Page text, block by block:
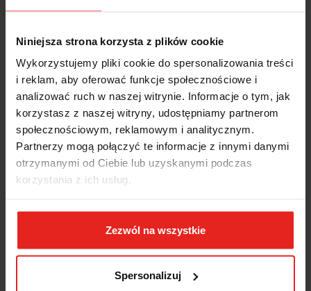
Niniejsza strona korzysta z plików cookie
Wykorzystujemy pliki cookie do spersonalizowania treści
i reklam, aby oferować funkcje społecznościowe i
analizować ruch w naszej witrynie. Informacje o tym, jak
korzystasz z naszej witryny, udostępniamy partnerom
społecznościowym, reklamowym i analitycznym.
Partnerzy mogą połączyć te informacje z innymi danymi
otrzymanymi od Ciebie lub uzyskanymi podczas
korzystania z ich usług.
Zezwól na wszystkie
Spersonalizuj